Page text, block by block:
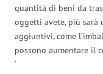
quantità di beni da
oggetti avete, più sarà
aggiuntivi, come
possono aumentare il
‘